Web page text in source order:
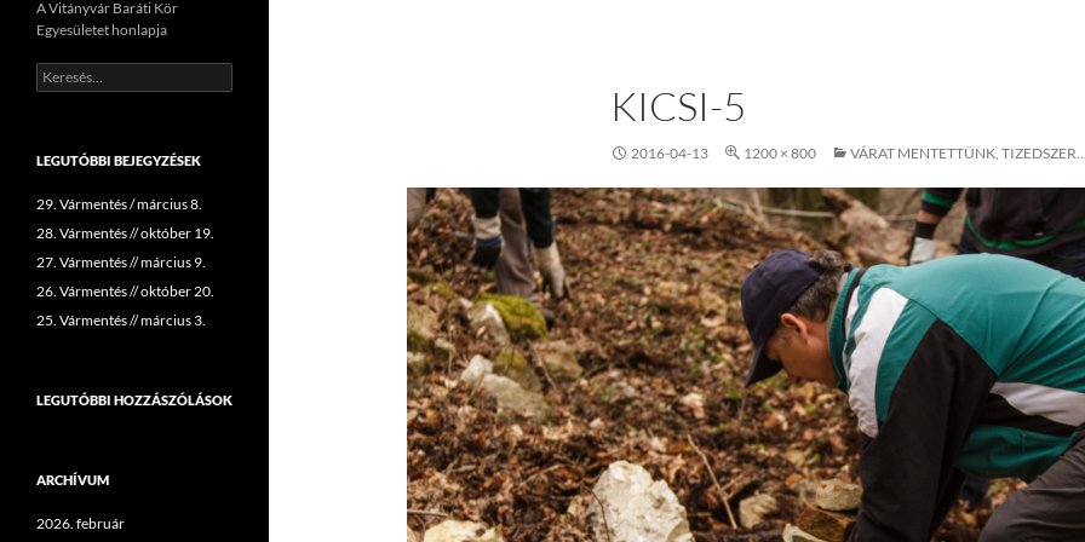
KICSI-5
2016-04-13 1200 × 800 VÁRAT MENTETTÜNK,
A Vitányvár Baráti Kör
Egyesületet honlapja
Keresés:
LEGUTÓBBI BEJEGYZÉSEK
29. Vármentés / március 8.
28. Vármentés // október 19.
27. Vármentés // március 9.
26. Vármentés // október 20.
25. Vármentés // március 3.
LEGUTÓBBI HOZZÁSZÓLÁSOK
ARCHÍVUM
2026. február